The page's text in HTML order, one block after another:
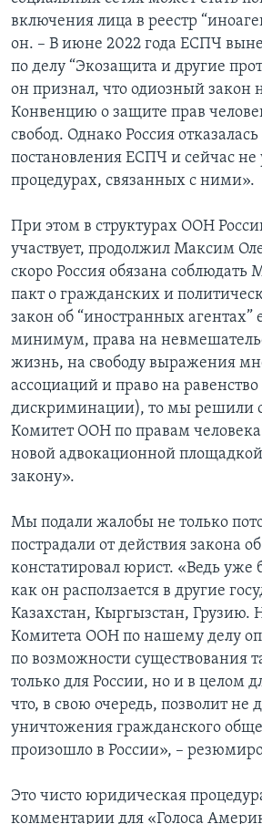
включения лица в реестр
он. – В июне 2022 года ЕСПЧ
по делу “Экозащита и другие
он признал, что одиозный закон
Конвенцию о защите прав
свобод. Однако Россия
постановления ЕСПЧ и сейчас не
процедурах, связанных с ними».
При этом в структурах ООН
участвует, продолжил Максим
скоро Россия обязана
пакт о гражданских и
закон об “иностранных агентах”
минимум, права на
жизнь, на свободу выражения
ассоциаций и право на равенство
дискриминации), то мы решили
Комитет ООН по правам
новой адвокационной
закону».
Мы подали жалобы не только
пострадали от действия закона
констатировал юрист. «Ведь уже
как он расползается в другие
Казахстан, Кыргызстан, Грузию.
Комитета ООН по нашему делу
по возможности существования
только для России, но и в целом
что, в свою очередь, позволит не
уничтожения гражданского
произошло в России», –
Это чисто юридическая
комментарии для «Голоса